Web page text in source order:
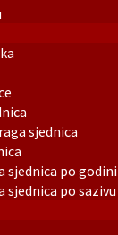
sjednica
sjednica po godini
po sazivu